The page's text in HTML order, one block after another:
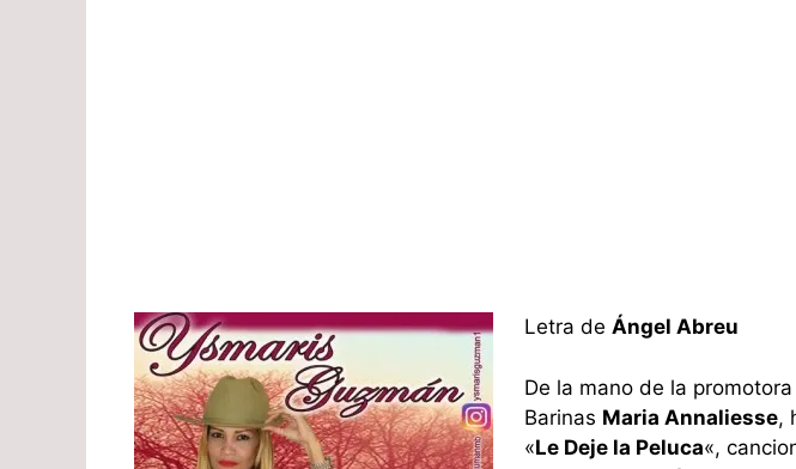
Letra de Ángel Abreu
De la mano de la
Barinas Maria Annaliesse,
«Le Deje la Peluca«,